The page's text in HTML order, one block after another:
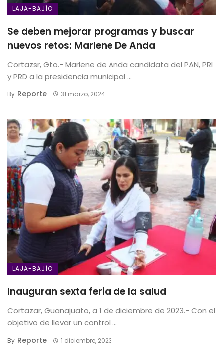
LAJA-BAJÍO
Se deben mejorar programas y buscar
nuevos retos: Marlene De Anda
Cortazsr, Gto.- Marlene de Anda candidata del PAN, PRI
y PRD a la presidencia municipal ...
By Reporte 31 marzo, 2024
LAJA-BAJÍO
Inauguran sexta feria de la salud
Cortazar, Guanajuato, a 1 de diciembre de 2023.- Con el
objetivo de llevar un control ...
By Reporte 1 diciembre, 2023